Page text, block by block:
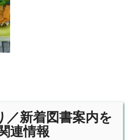
／新着図書案内を
連情報